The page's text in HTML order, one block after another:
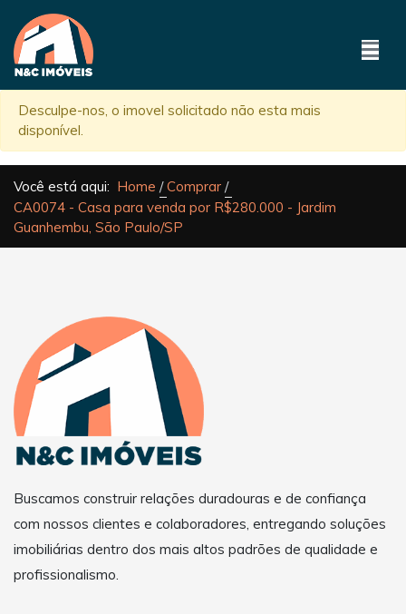
Desculpe-nos, o imovel solicitado não esta mais
disponível.
Você está aqui: Home
Comprar
CA0074 - Casa para venda por R$280.000 - Jardim
Guanhembu, São Paulo/SP
Buscamos construir relações duradouras e de confiança
com nossos clientes e colaboradores, entregando soluções
imobiliárias dentro dos mais altos padrões de qualidade e
profissionalismo.